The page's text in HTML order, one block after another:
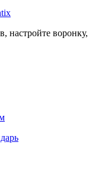
настройте